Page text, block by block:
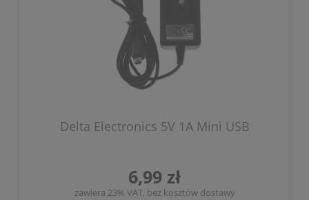
Delta Electronics 5V 1A Mini USB
6,99 zł
zawiera 23% VAT, bez kosztów dostawy